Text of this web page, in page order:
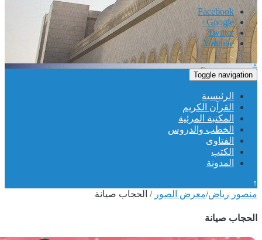
Facebook
Google+
Twitter
Youtube
Toggle navigation
الرئيسية
القرآن الكريم
المكتبة المرئية
الخطب والدروس
الفتاوى
الكتب
المدونة
رياض/ معرض الصور / الحجاب صيانة
صيانة